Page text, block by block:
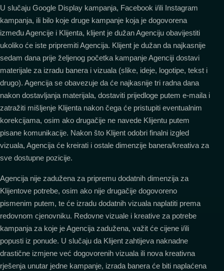
U slučaju Google Display kampanja, Facebook i/ili Instagram
kampanja, ili bilo koje druge kampanje koja je dogovorena
između Agencije i Klijenta, klijent je dužan Agenciju obavijestiti
ukoliko će iste pripremiti Agencija. Klijent je dužan da najkasnije
sedam dana prije željenog početka kampanje Agenciji dostavi
materijale za izradu banera i vizuala (slike, ideje, logotipe, tekst i
drugo). Agencija se obavezuje da će najkasnije tri radna dana
nakon dostavljanja materijala, dostaviti prijedloge putem e-maila i
zatražiti mišljenje Klijenta nakon čega će pristupiti eventualnim
korekcijama, osim ako drugačije ne navede Klijentu putem
pisane komunikacije. Nakon što Klijent odobri finalni izgled
vizuala, Agencija će kreirati i ostale dimenzije banera/kreativa za
sve dostupne pozicije.
Agencija nije zadužena za pripremu dodatnih dimenzija za
Klijentove potrebe, osim ako nije drugačije dogovoreno
pismenim putem, te će izradu dodatnih vizuala naplatiti prema
redovnom cjenovniku. Redovne vizuale i kreative za potrebe
kampanja za koje je Agencija zadužena, važit će cijene i/ili
popusti iz ponude. U slučaju da Klijent zahtijeva naknadne
drastične izmjene već dogovorenih vizuala ili nova kreativna
rješenja unutar jedne kampanje, izrada banera će biti naplaćena